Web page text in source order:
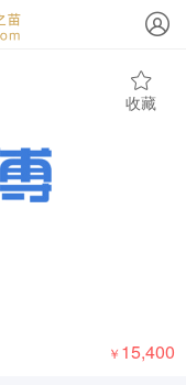
收藏
￥ 15,400